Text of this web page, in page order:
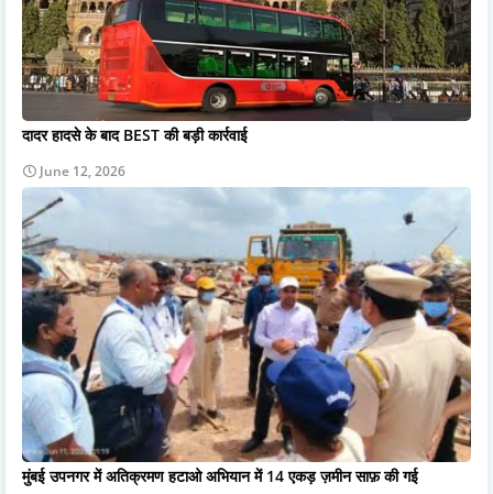
दादर हादसे के बाद BEST की बड़ी कार्रवाई
June 12, 2026
मुंबई उपनगर में अतिक्रमण हटाओ अभियान में 14 एकड़ ज़मीन साफ़ की गई